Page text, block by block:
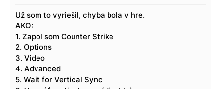
Už som to vyriešil, chyba bola v hre.
AKO:
1. Zapol som Counter Strike
2. Options
3. Video
4. Advanced
5. Wait for Vertical Sync